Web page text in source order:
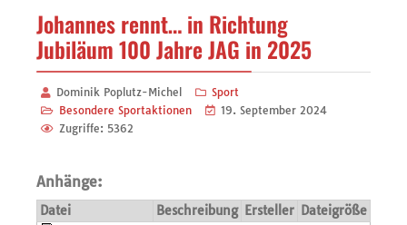
Johannes rennt… in Richtung
Jubiläum 100 Jahre JAG in 2025
Dominik Poplutz-Michel
Sport
Besondere Sportaktionen
19. September 2024
Zugriffe: 5362
Anhänge:
Datei Beschreibung Ersteller Dateigröße